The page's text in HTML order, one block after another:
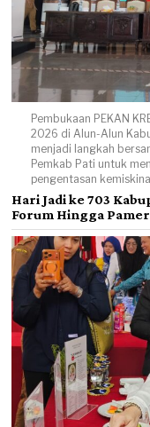
Pembukaan PEKAN
2026 di Alun-Alun
menjadi langkah
Pemkab Pati untuk
pengentasan
Hari Jadi ke 703
Forum Hingga